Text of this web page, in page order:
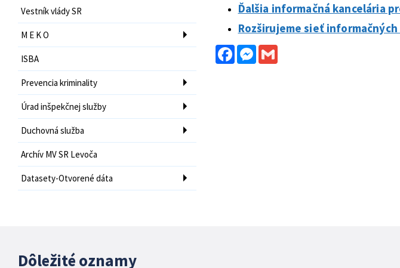
Vestník vlády SR
M E K O
ISBA
Prevencia kriminality
Úrad inšpekčnej služby
Duchovná služba
Archív MV SR Levoča
Datasety-Otvorené dáta
Ďalšia informačná kancelária
Rozširujeme sieť
FacebookMessenger
Gmail
Dôležité oznamy